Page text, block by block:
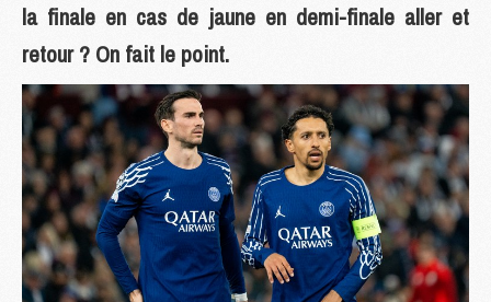
la finale en cas de jaune en demi-finale aller et
retour ? On fait le point.